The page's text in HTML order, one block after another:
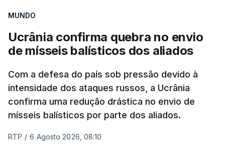
MUNDO
Ucrânia confirma quebra no envio
de mísseis balísticos dos aliados
Com a defesa do país sob pressão devido à
intensidade dos ataques russos, a Ucrânia
confirma uma redução drástica no envio de
mísseis balísticos por parte dos aliados.
RTP / 6 Agosto 2026, 08:10